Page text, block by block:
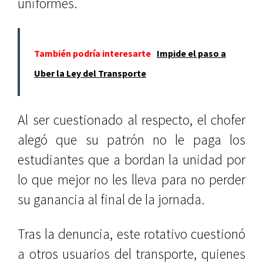
También podría interesarte Impide el paso a
Uber la Ley del Transporte
Al ser cuestionado al respecto, el chofer
alegó que su patrón no le paga los
estudiantes que a bordan la unidad por
lo que mejor no les lleva para no perder
su ganancia al final de la jornada.
Tras la denuncia, este rotativo cuestionó
a otros usuarios del transporte, quienes